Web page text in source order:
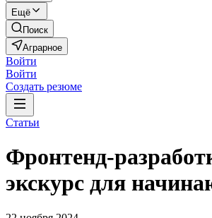
Ещё
Поиск
Аграрное
Войти
Войти
Создать резюме
Статьи
Фронтенд-
экскурс для